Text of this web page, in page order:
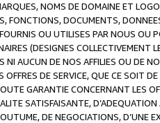
NOMS DE DOMAINE ET
FONCTIONS, DOCUMENTS,
OU UTILISES PAR NOUS OU
(DESIGNES COLLECTIVEMENT
NI AUCUN DE NOS AFFILIES OU DE
OFFRES DE SERVICE, QUE CE SOIT
GARANTIE CONCERNANT LES
SATISFAISANTE,
DE NEGOCIATIONS, D’UNE